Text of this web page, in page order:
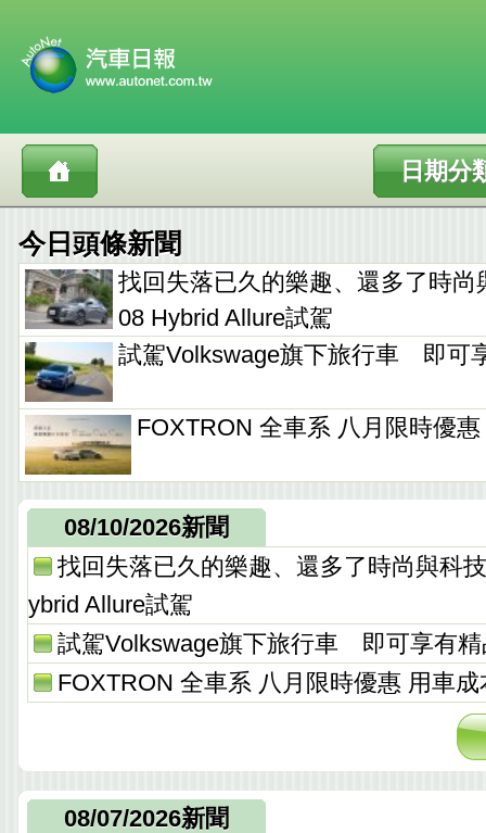
日期分
今日頭條新聞
找回失落已久的樂趣、還多了時尚
08 Hybrid Allure試駕
試駕Volkswage旗下旅行車 即可
FOXTRON 全車系 八月限時優
08/10/2026新聞
找回失落已久的樂趣、還多了時尚與科
ybrid Allure試駕
試駕Volkswage旗下旅行車 即可享有精
FOXTRON 全車系 八月限時優惠 用車成
08/07/2026新聞